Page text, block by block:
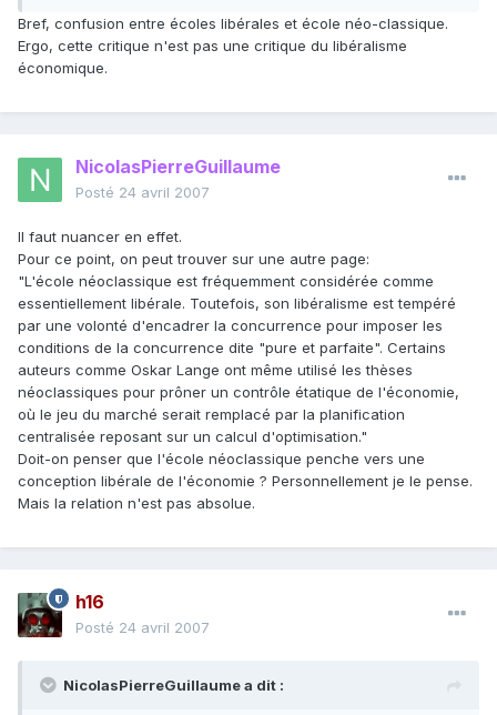
Bref, confusion entre écoles libérales et école néo-classique.
Ergo, cette critique n'est pas une critique du libéralisme
économique.
NicolasPierreGuillaume
Posté 24 avril 2007
Il faut nuancer en effet.
Pour ce point, on peut trouver sur une autre page:
"L'école néoclassique est fréquemment considérée comme
essentiellement libérale. Toutefois, son libéralisme est tempéré
par une volonté d'encadrer la concurrence pour imposer les
conditions de la concurrence dite "pure et parfaite". Certains
auteurs comme Oskar Lange ont même utilisé les thèses
néoclassiques pour prôner un contrôle étatique de l'économie,
où le jeu du marché serait remplacé par la planification
centralisée reposant sur un calcul d'optimisation."
Doit-on penser que l'école néoclassique penche vers une
conception libérale de l'économie ? Personnellement je le pense.
Mais la relation n'est pas absolue.
h16
Posté 24 avril 2007
NicolasPierreGuillaume a dit :